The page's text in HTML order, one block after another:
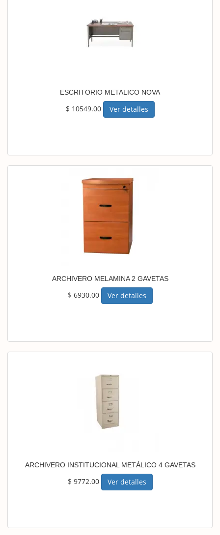
ESCRITORIO METALICO NOVA
$ 10549.00 Ver detalles
ARCHIVERO MELAMINA 2 GAVETAS
$ 6930.00 Ver detalles
ARCHIVERO INSTITUCIONAL METÁLICO 4 GAVETAS
$ 9772.00 Ver detalles